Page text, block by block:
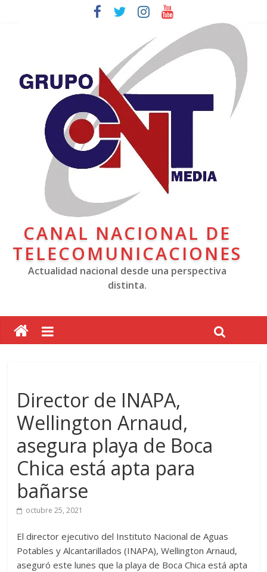
CANAL NACIONAL DE
TELECOMUNICACIONES
Actualidad nacional desde una perspectiva
distinta.
Director de INAPA,
Wellington Arnaud,
asegura playa de Boca
Chica está apta para
bañarse
octubre 25, 2021
El director ejecutivo del Instituto Nacional de Aguas
Potables y Alcantarillados (INAPA), Wellington Arnaud,
aseguró este lunes que la playa de Boca Chica está apta